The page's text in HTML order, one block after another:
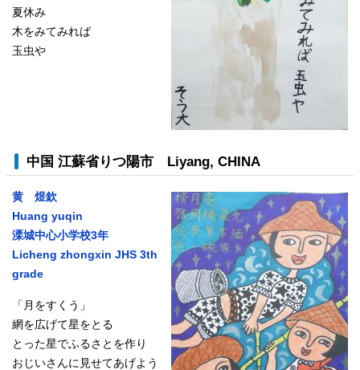
夏休み
木をみてみれば
玉虫や
中国 江蘇省りつ陽市 Liyang, CHINA
黄 煜欽
Huang yuqin
溧城中心小学校3年
Licheng zhongxin JHS 3th
grade
「月をすくう」
網を広げて星をとる
とった星でふるさとを作り
おじいさんに見せてあげよう